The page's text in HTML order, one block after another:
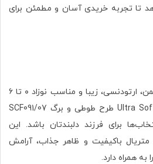
تا تجربه خریدی آسان و مطمئن برای
اگر به دنبال پستانکی نرم، ایمن، ارتودنسی، زیبا و مناسب نوزاد ۰ تا ۶
ماه هستید، پستانک اونت Ultra Soft طرح طوطی و برگ SCF091/07
برای فرزند دلبندتان باشد. این
متریال باکیفیت و ظاهر جذاب، آرامش
به همراه دارد.